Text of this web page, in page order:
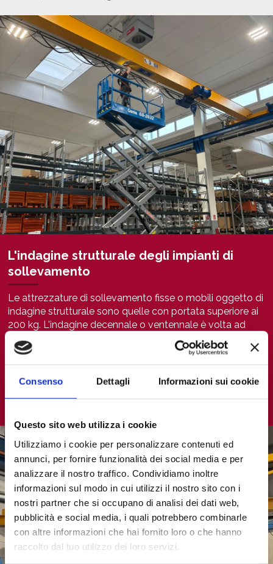
Consenso Dettagli Informazioni sui cookie
Questo sito web utilizza i cookie
Utilizziamo i cookie per personalizzare contenuti ed
annunci, per fornire funzionalità dei social media e per
analizzare il nostro traffico. Condividiamo inoltre
informazioni sul modo in cui utilizzi il nostro sito con i
nostri partner che si occupano di analisi dei dati web,
pubblicità e social media, i quali potrebbero combinarle
con altre informazioni che hai fornito loro o che hanno
raccolto dal tuo utilizzo dei loro servizi.
L'indagine strutturale degli impianti di
sollevamento
Le attrezzature di sollevamento fisse o mobili oggetto di
indagine strutturale sono quelle con portata superiore ai
200 kg. L'indagine decennale o ventennale è volta ad
individuare eventuali vizi, difetti o anomalie degli
elementi di carpenteria metallica e dei meccanismi ad
essa collegati, causati dall'utilizzo dell'attrezzatura nel
tempo. Al termine della verifica i nostri tecnici calcolano i